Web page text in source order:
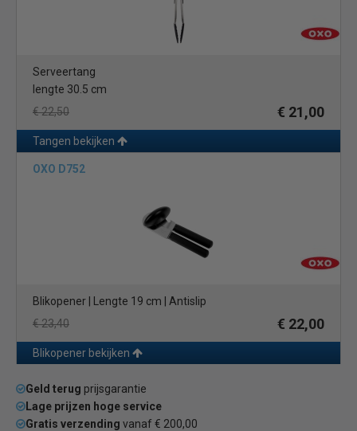
Serveertang
lengte 30.5 cm
€ 22,50
€ 21,00
Tangen bekijken
OXO D752
Blikopener | Lengte 19 cm | Antislip
€ 23,40
€ 22,00
Blikopener bekijken
Geld terug prijsgarantie
Lage prijzen hoge service
Gratis verzending vanaf € 200,00